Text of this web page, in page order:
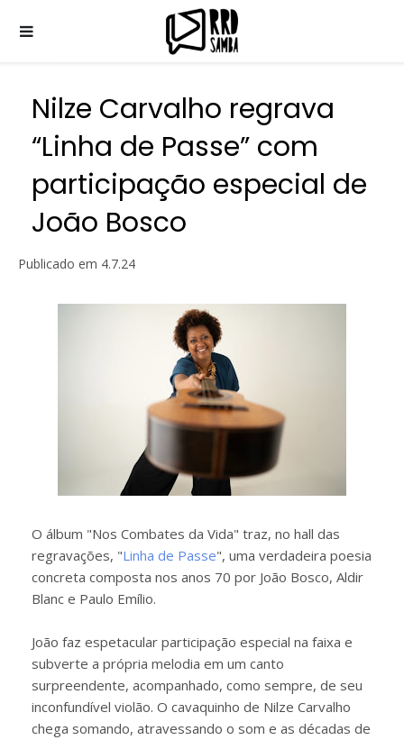
Nilze Carvalho regrava
“Linha de Passe” com
participação especial de
João Bosco
Publicado em 4.7.24
O álbum "Nos Combates da Vida" traz, no hall das
regravações, "Linha de Passe", uma verdadeira poesia
concreta composta nos anos 70 por João Bosco, Aldir
Blanc e Paulo Emílio.
João faz espetacular participação especial na faixa e
subverte a própria melodia em um canto
surpreendente, acompanhado, como sempre, de seu
inconfundível violão. O cavaquinho de Nilze Carvalho
chega somando, atravessando o som e as décadas de